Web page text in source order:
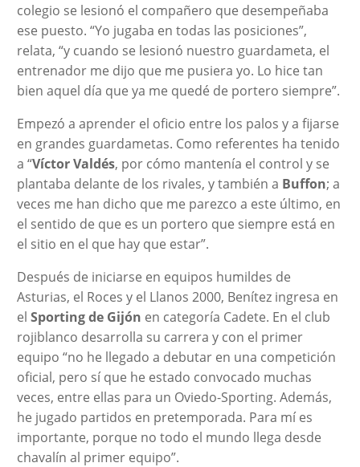
colegio se lesionó el compañero que desempeñaba
ese puesto. “Yo jugaba en todas las posiciones”,
relata, “y cuando se lesionó nuestro guardameta, el
entrenador me dijo que me pusiera yo. Lo hice tan
bien aquel día que ya me quedé de portero siempre”.
Empezó a aprender el oficio entre los palos y a fijarse
en grandes guardametas. Como referentes ha tenido
a “Víctor Valdés, por cómo mantenía el control y se
plantaba delante de los rivales, y también a Buffon; a
veces me han dicho que me parezco a este último, en
el sentido de que es un portero que siempre está en
el sitio en el que hay que estar”.
Después de iniciarse en equipos humildes de
Asturias, el Roces y el Llanos 2000, Benítez ingresa en
el Sporting de Gijón en categoría Cadete. En el club
rojiblanco desarrolla su carrera y con el primer
equipo “no he llegado a debutar en una competición
oficial, pero sí que he estado convocado muchas
veces, entre ellas para un Oviedo-Sporting. Además,
he jugado partidos en pretemporada. Para mí es
importante, porque no todo el mundo llega desde
chavalín al primer equipo”.